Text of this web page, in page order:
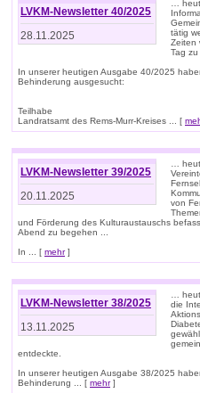
LVKM-Newsletter 40/2025
28.11.2025
…
tätig
Zeiten
Tag
In unserer heutigen Ausgabe 40/2025
Behinderung ausgesucht:
Teilhabe
Landratsamt des Rems-Murr-Kreises ... [
LVKM-Newsletter 39/2025
20.11.2025
…
von
und Förderung des Kulturaustauschs
Abend zu begehen ...
In ... [ mehr]
LVKM-Newsletter 38/2025
13.11.2025
…
die
entdeckte.
In unserer heutigen Ausgabe 38/2025
Behinderung ... [ mehr]